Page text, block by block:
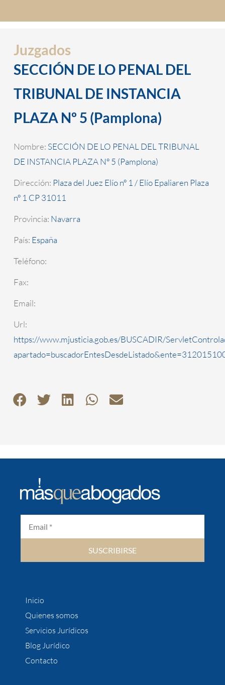
Juzgados
SECCIÓN DE LO PENAL DEL
TRIBUNAL DE INSTANCIA
PLAZA Nº 5 (Pamplona)
Nombre: SECCIÓN DE LO PENAL DEL TRIBUNAL
DE INSTANCIA PLAZA Nº 5 (Pamplona)
Dirección: Plaza del Juez Elío nº 1 / Elío Epaliaren Plaza
nº 1 CP 31011
Provincia: Navarra
País: España
Teléfono:
Fax:
Email:
Url:
https://www.mjusticia.gob.es/BUSCADIR/
SUSCRIBIRSE
Inicio
Quienes somos
Servicios Jurídicos
Blog Jurídico
Contacto